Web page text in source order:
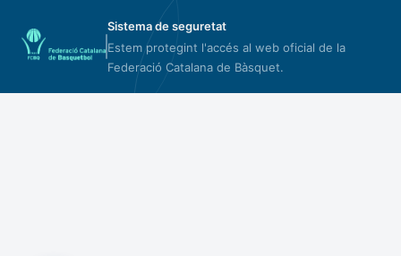
Sistema de seguretat
Estem protegint l'accés al web oficial de la
Federació Catalana de Bàsquet.